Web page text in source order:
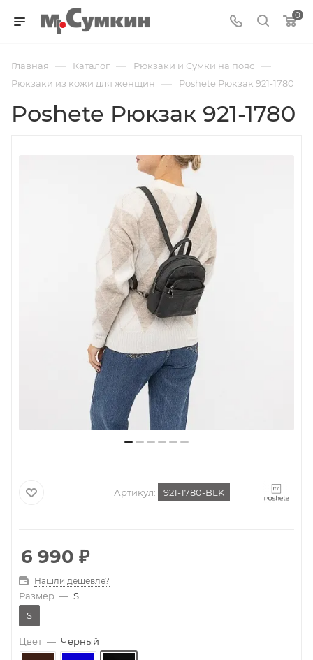
0
Главная — Каталог — Рюкзаки и Сумки на пояс —
Рюкзаки из кожи для женщин — Poshete Рюкзак 921-1780
Poshete Рюкзак 921-1780
Артикул: 921-1780-BLK
6 990 ₽
Нашли дешевле?
Размер — S
S
Цвет — Черный